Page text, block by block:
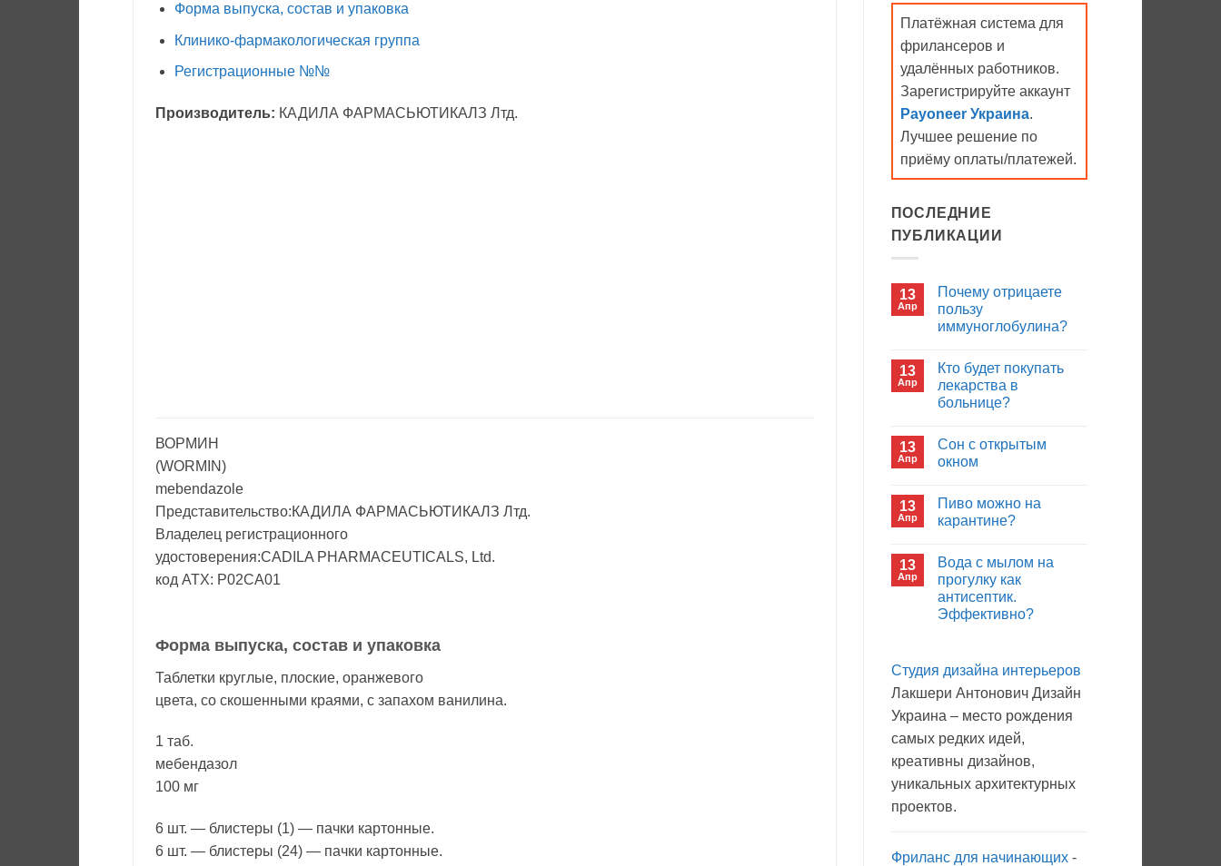
Форма выпуска, состав и упаковка
Клинико-фармакологическая группа
Регистрационные №№
Производитель: КАДИЛА ФАРМАСЬЮТИКАЛЗ Лтд.
ВОРМИН
(WORMIN)
mebendazole
Представительство:КАДИЛА ФАРМАСЬЮТИКАЛЗ Лтд.
Владелец регистрационного
удостоверения:CADILA PHARMACEUTICALS, Ltd.
код ATX: P02CA01
Форма выпуска, состав и упаковка
Таблетки круглые, плоские, оранжевого
цвета, со скошенными краями, с запахом ванилина.
1 таб.
мебендазол
100 мг
6 шт. — блистеры (1) — пачки картонные.
6 шт. — блистеры (24) — пачки картонные.
Платёжная система для
фрилансеров и
удалённых работников.
Зарегистрируйте аккаунт
Payoneer Украина.
Лучшее решение по
приёму оплаты/платежей.
ПОСЛЕДНИЕ
ПУБЛИКАЦИИ
13
Апр
Почему отрицаете
пользу
иммуноглобулина?
записи
Почему
отрицаете
пользу
13
Апр
Кто будет покупать
лекарства в
больнице?
записи
Кто
будет
больнице?
13
Апр
Сон с открытым
окном
записи
Сон
с
13
Апр
Пиво можно на
карантине?
записи
Пиво
можно
на
карантине?
13
Апр
Вода с мылом на
прогулку как
антисептик.
Эффективно?
Вода
мылом
на
прогулку
антисептик.
Студия дизайна интерьеров
Лакшери Антонович Дизайн
Украина – место рождения
самых редких идей,
креативны дизайнов,
уникальных архитектурных
проектов.
Фриланс для начинающих-